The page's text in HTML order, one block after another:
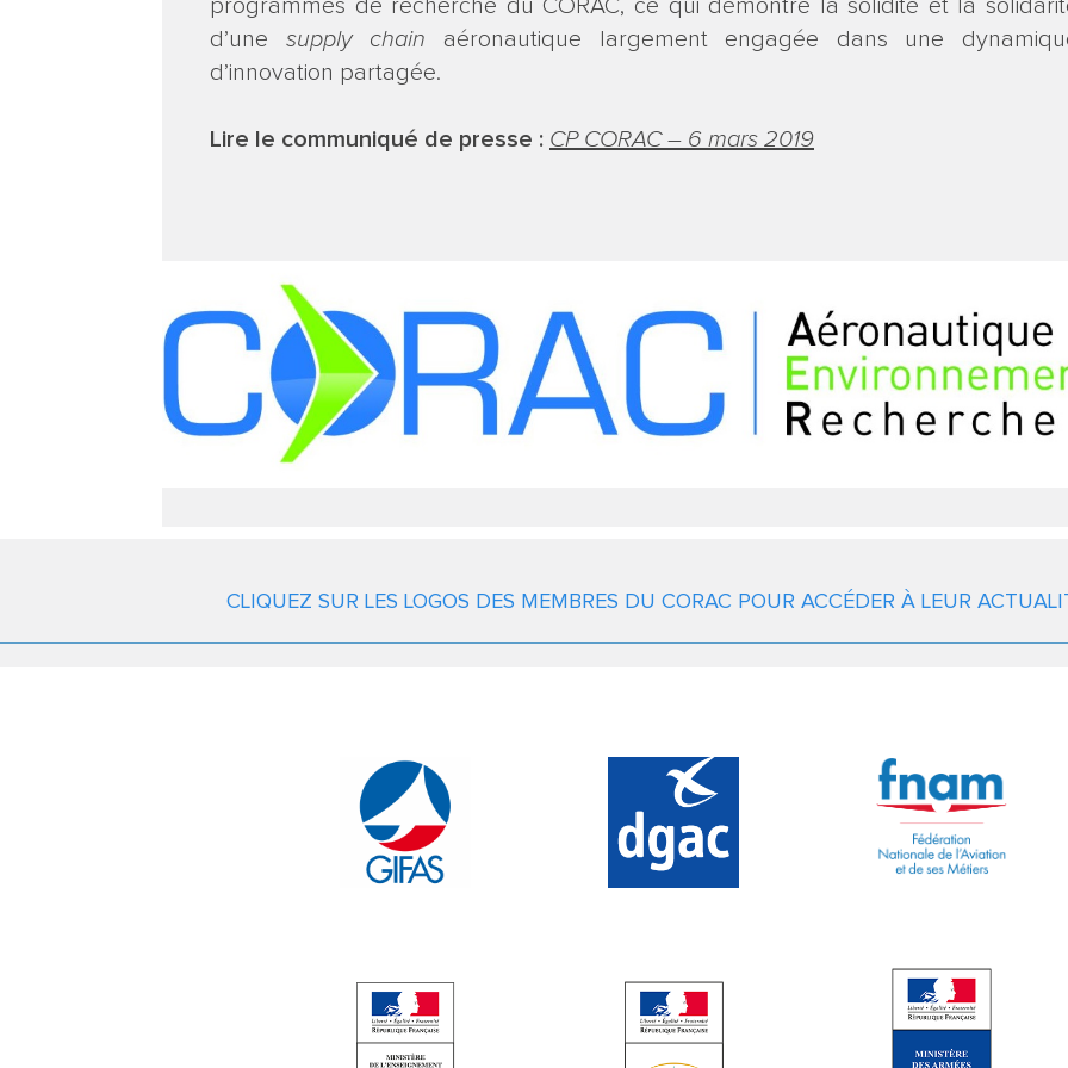
programmes de recherche du CORAC, ce qui démontre la solidité et la
d’une supply chain aéronautique largement engagée dans une
d’innovation partagée.
Lire le communiqué de presse : CP CORAC – 6 mars 2019
CLIQUEZ SUR LES LOGOS DES MEMBRES DU CORAC POUR ACCÉDER À LEUR